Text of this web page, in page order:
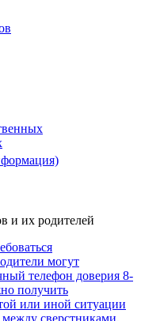
и их родителей